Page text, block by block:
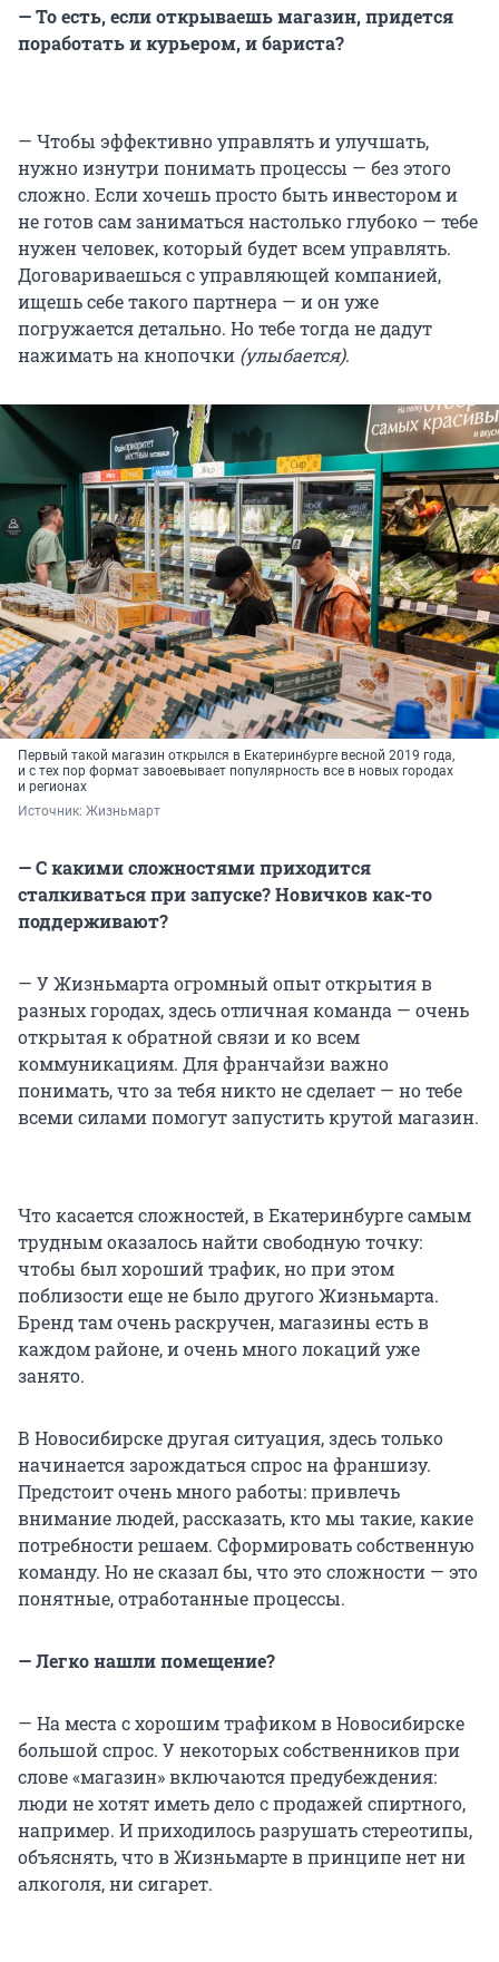
— То есть, если открываешь магазин, придется
поработать и курьером, и бариста?
— Чтобы эффективно управлять и улучшать,
нужно изнутри понимать процессы — без этого
сложно. Если хочешь просто быть инвестором и
не готов сам заниматься настолько глубоко — тебе
нужен человек, который будет всем управлять.
Договариваешься с управляющей компанией,
ищешь себе такого партнера — и он уже
погружается детально. Но тебе тогда не дадут
нажимать на кнопочки (улыбается).
Первый такой магазин открылся в Екатеринбурге весной 2019 года,
и с тех пор формат завоевывает популярность все в новых городах
и регионах
Источник: Жизньмарт
— С какими сложностями приходится
сталкиваться при запуске? Новичков как-то
поддерживают?
— У Жизньмарта огромный опыт открытия в
разных городах, здесь отличная команда — очень
открытая к обратной связи и ко всем
коммуникациям. Для франчайзи важно
понимать, что за тебя никто не сделает — но тебе
всеми силами помогут запустить крутой магазин.
Что касается сложностей, в Екатеринбурге самым
трудным оказалось найти свободную точку:
чтобы был хороший трафик, но при этом
поблизости еще не было другого Жизньмарта.
Бренд там очень раскручен, магазины есть в
каждом районе, и очень много локаций уже
занято.
В Новосибирске другая ситуация, здесь только
начинается зарождаться спрос на франшизу.
Предстоит очень много работы: привлечь
внимание людей, рассказать, кто мы такие, какие
потребности решаем. Сформировать собственную
команду. Но не сказал бы, что это сложности — это
понятные, отработанные процессы.
— Легко нашли помещение?
— На места с хорошим трафиком в Новосибирске
большой спрос. У некоторых собственников при
слове «магазин» включаются предубеждения:
люди не хотят иметь дело с продажей спиртного,
например. И приходилось разрушать стереотипы,
объяснять, что в Жизньмарте в принципе нет ни
алкоголя, ни сигарет.